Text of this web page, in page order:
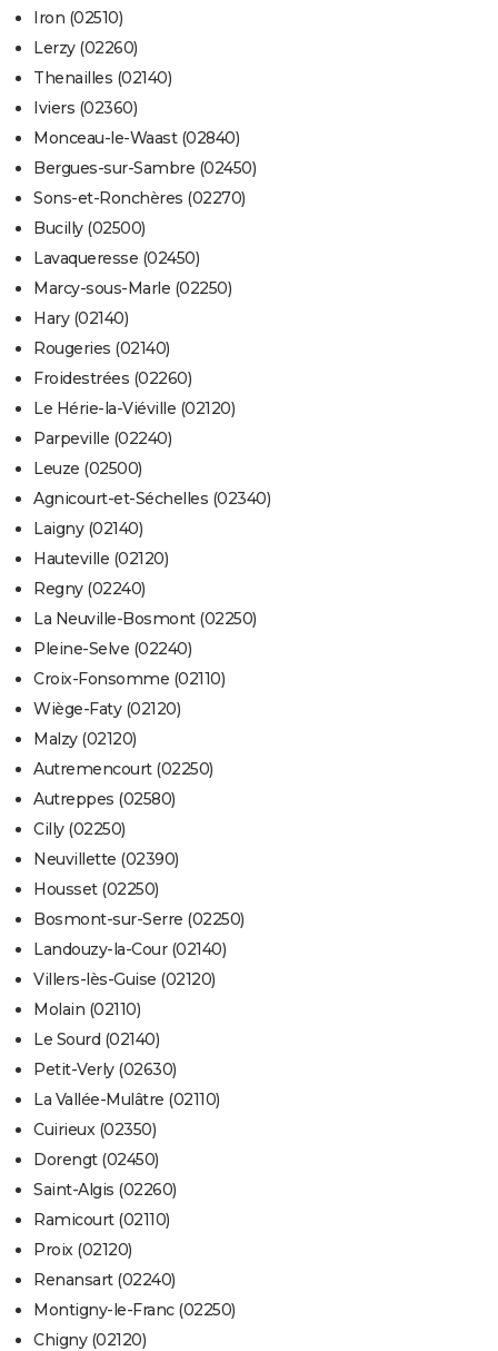
Iron (02510)
Lerzy (02260)
Thenailles (02140)
Iviers (02360)
Monceau-le-Waast (02840)
Bergues-sur-Sambre (02450)
Sons-et-Ronchères (02270)
Bucilly (02500)
Lavaqueresse (02450)
Marcy-sous-Marle (02250)
Hary (02140)
Rougeries (02140)
Froidestrées (02260)
Le Hérie-la-Viéville (02120)
Parpeville (02240)
Leuze (02500)
Agnicourt-et-Séchelles (02340)
Laigny (02140)
Hauteville (02120)
Regny (02240)
La Neuville-Bosmont (02250)
Pleine-Selve (02240)
Croix-Fonsomme (02110)
Wiège-Faty (02120)
Malzy (02120)
Autremencourt (02250)
Autreppes (02580)
Cilly (02250)
Neuvillette (02390)
Housset (02250)
Bosmont-sur-Serre (02250)
Landouzy-la-Cour (02140)
Villers-lès-Guise (02120)
Molain (02110)
Le Sourd (02140)
Petit-Verly (02630)
La Vallée-Mulâtre (02110)
Cuirieux (02350)
Dorengt (02450)
Saint-Algis (02260)
Ramicourt (02110)
Proix (02120)
Renansart (02240)
Montigny-le-Franc (02250)
Chigny (02120)